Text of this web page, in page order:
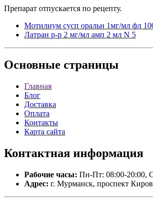
Препарат отпускается по рецепту.
Мотилиум сусп оральн 1мг/мл фл
Латран р-р 2 мг/мл амп 2 мл N 5
Основные страницы
Главная
Блог
Доставка
Оплата
Контакты
Карта сайта
Контактная информация
Рабочие часы: Пн-Пт: 08:00-20:00,
Адрес: г. Мурманск, проспект